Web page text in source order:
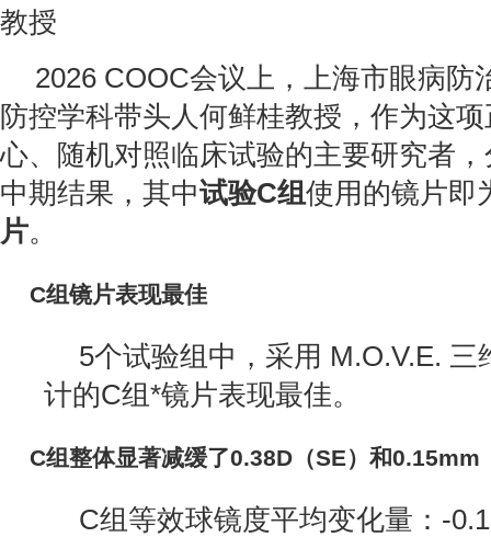
教授
2026 COOC会议上，上海市眼病防
防控学科带头人何鲜桂教授，作为这
心、随机对照临床试验的主要研究者
中期结果，其中试验C组使用的镜片即
片。
C组镜片表现最佳
5个试验组中，采用 M.O.V.E. 三
计的C组*镜片表现最佳。
C组整体显著减缓了0.38D（SE）和0.15mm
C组等效球镜度平均变化量：-